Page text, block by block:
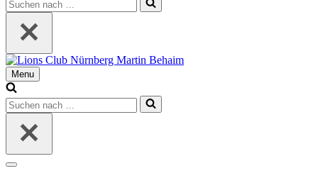
nach …
Menu
Navigationsmenü
Suchen
nach …
Navigationsmenü